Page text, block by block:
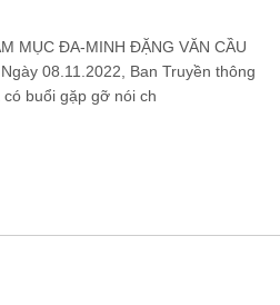
MỤC ĐA-MINH ĐẶNG VĂN CẦU
08.11.2022, Ban Truyền thông
buổi gặp gỡ nói ch